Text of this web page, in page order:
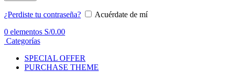
¿Perdiste tu contraseña?
Acuérdate de mí
0 elementos S/0.00
Categorías
SPECIAL OFFER
PURCHASE THEME